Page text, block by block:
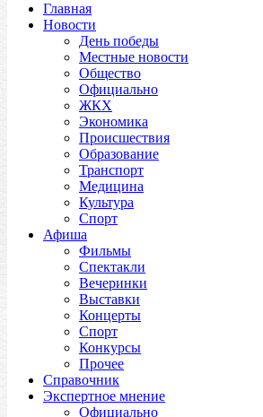
Главная
Новости
День победы
Местные новости
Общество
Официально
ЖКХ
Экономика
Происшествия
Образование
Транспорт
Медицина
Культура
Спорт
Афиша
Фильмы
Спектакли
Вечеринки
Выставки
Концерты
Спорт
Конкурсы
Прочее
Справочник
Экспертное мнение
Официально